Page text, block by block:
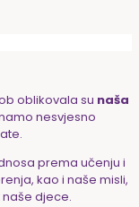
oblikovala su naša
nesvjesno
prema učenju i
kao i naše misli,
djece.